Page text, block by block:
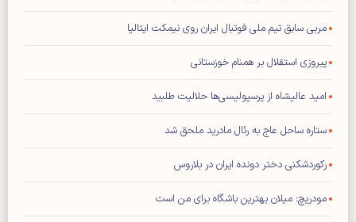
مربی سابق تیم ملی فوتبال ایران روی نیمکت ایتالیا
پیروزی استقلال بر همنام خوزستانی
امید عالیشاه از پرسپولیسی‌ها حلالیت طلبید
ستاره ساحل عاج به رئال مادرید ملحق شد
رکوردشکنی دختر دونده ایران در بلاروس
مودریچ: میلان بهترین باشگاه برای من است